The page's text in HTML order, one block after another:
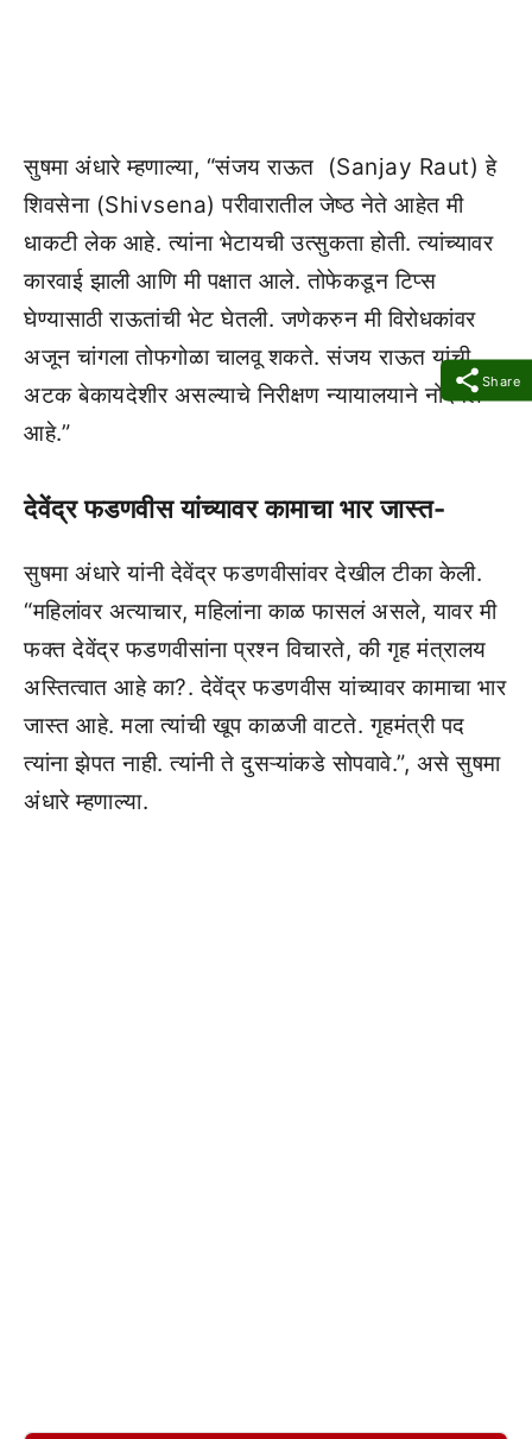
Share
सुषमा अंधारे म्हणाल्या, “संजय राऊत (Sanjay Raut) हे
शिवसेना (Shivsena) परीवारातील जेष्ठ नेते आहेत मी
धाकटी लेक आहे. त्यांना भेटायची उत्सुकता होती. त्यांच्यावर
कारवाई झाली आणि मी पक्षात आले. तोफेकडून टिप्स
घेण्यासाठी राऊतांची भेट घेतली. जणेकरुन मी विरोधकांवर
अजून चांगला तोफगोळा चालवू शकते. संजय राऊत यांची
अटक बेकायदेशीर असल्याचे निरीक्षण न्यायालयाने नोंदवले
आहे.”
देवेंद्र फडणवीस यांच्यावर कामाचा भार जास्त-
सुषमा अंधारे यांनी देवेंद्र फडणवीसांवर देखील टीका केली.
“महिलांवर अत्याचार, महिलांना काळ फासलं असले, यावर मी
फक्त देवेंद्र फडणवीसांना प्रश्न विचारते, की गृह मंत्रालय
अस्तित्वात आहे का?. देवेंद्र फडणवीस यांच्यावर कामाचा भार
जास्त आहे. मला त्यांची खूप काळजी वाटते. गृहमंत्री पद
त्यांना झेपत नाही. त्यांनी ते दुसऱ्यांकडे सोपवावे.”, असे सुषमा
अंधारे म्हणाल्या.